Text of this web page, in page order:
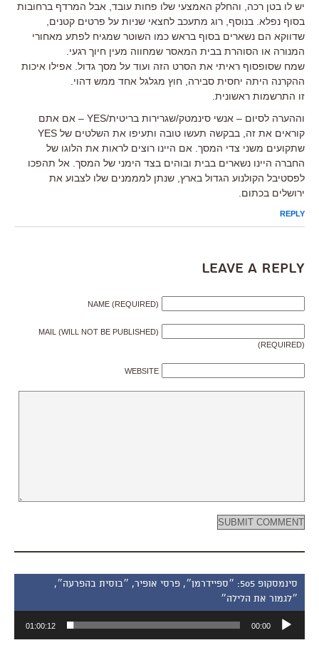
יש לו בטן רכה, והחלק האמצעי שלו פחות עובד, אבל המרדף ברחובות
בסוף נפלא. בנוסף, רוג מתעכב לחצאי שניות על פרטים קטנים,
שדווקא הם נשארים בסוף בראש כמו השוטר שמגיח לפתע מאחורי
המנורה או הסוהרת בבית המאסר שמחווה מעין חיוך רגעי.
שמח שסופסוף ראיתי את הסרט הזה ועוד על מסך גדול. אפילו איכות
ההקרנה היתה יחסית סבירה, חוץ מגלגל אחד ממש דהוי.
זו התרשמות ראשונית.
וההערה לסיום – אנשי סינמטק/שגרירות בריטית/YES – אם אתם
קוראים את זה, בבקשה תעשו טובה ותעיפו את השלטים של YES
שתקועים משני צדי המסך. אם היינו רוצים לראות את הלוגו של
החברה היינו נשארים בבית ובוהים בצד הימני של המסך. אל תהפכו
לפסטיבל הקולנוע הגדול בארץ, שנתן למממנים שלו לצבוע את
ירושלים בכתום.
REPLY
Leave a Reply
NAME (REQUIRED)
MAIL (WILL NOT BE PUBLISHED)
(REQUIRED)
WEBSITE
סינמסקופ 505: ״ספיידרמן״, פרסי אופיר, ״בוסית בהפרעה״,
״לגמור את הלילה״
אודיו
00:00
01:00:12